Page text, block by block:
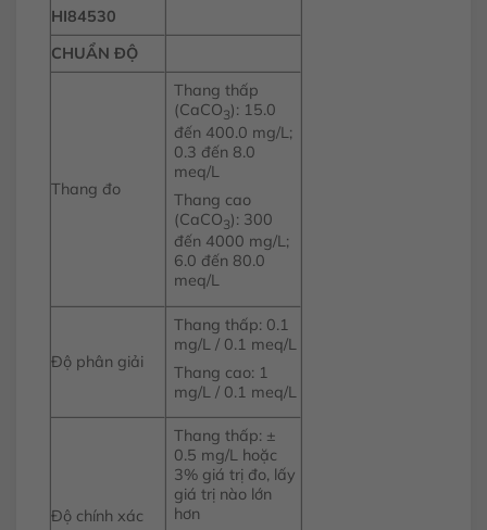
HI84530
CHUẨN ĐỘ
Thang đo
Thang thấp
(CaCO3): 15.0
đến 400.0 mg/L;
0.3 đến 8.0
meq/L
Thang cao
(CaCO3): 300
đến 4000 mg/L;
6.0 đến 80.0
meq/L
Độ phân giải
Thang thấp: 0.1
mg/L / 0.1 meq/L
Thang cao: 1
mg/L / 0.1 meq/L
Độ chính xác
Thang thấp: ±
0.5 mg/L hoặc
3% giá trị đo, lấy
giá trị nào lớn
hơn